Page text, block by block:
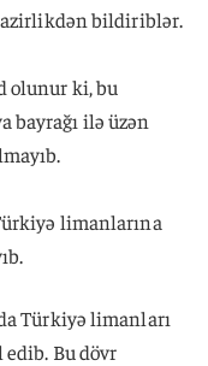
bildiriblər.
olunur ki, bu
bayrağı ilə üzən
limanlarına
Türkiyə limanları
Bu dövr